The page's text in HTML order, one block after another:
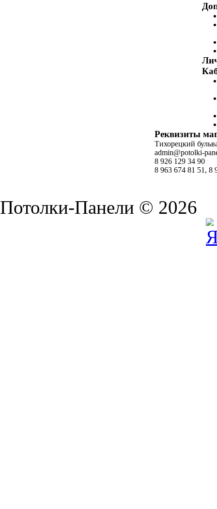
Реквизиты
Тихорецкий
admin@potolki-
8 926 129 34 90
8 963 674 81 51, 8
Потолки-Панели © 2026